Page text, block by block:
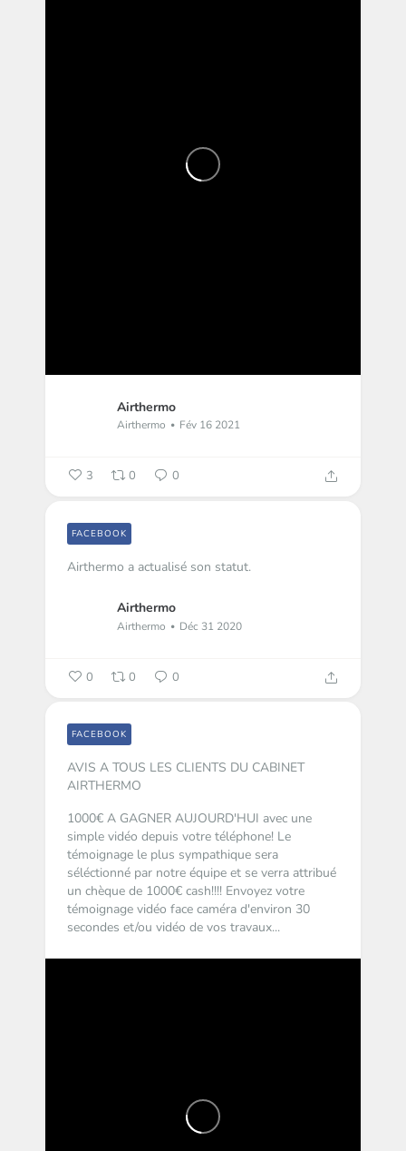
Airthermo
Airthermo Fév 16 2021
3 0 0
Airthermo a actualisé son statut.
Airthermo
Airthermo Déc 31 2020
FACEBOOK
0 0 0
AVIS A TOUS LES CLIENTS DU CABINET
AIRTHERMO
1000€ A GAGNER AUJOURD'HUI avec une
simple vidéo depuis votre téléphone! Le
témoignage le plus sympathique sera
séléctionné par notre équipe et se verra attribué
un chèque de 1000€ cash!!!! Envoyez votre
témoignage vidéo face caméra d'environ 30
secondes et/ou vidéo de vos travaux...
FACEBOOK